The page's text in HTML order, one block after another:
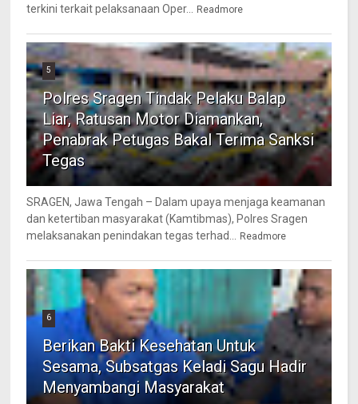
terkini terkait pelaksanaan Oper...
Readmore
5
Polres Sragen Tindak Pelaku Balap
Liar, Ratusan Motor Diamankan,
Penabrak Petugas Bakal Terima Sanksi
Tegas
SRAGEN, Jawa Tengah – Dalam upaya menjaga keamanan
dan ketertiban masyarakat (Kamtibmas), Polres Sragen
melaksanakan penindakan tegas terhad...
Readmore
6
Berikan Bakti Kesehatan Untuk
Sesama, Subsatgas Keladi Sagu Hadir
Menyambangi Masyarakat